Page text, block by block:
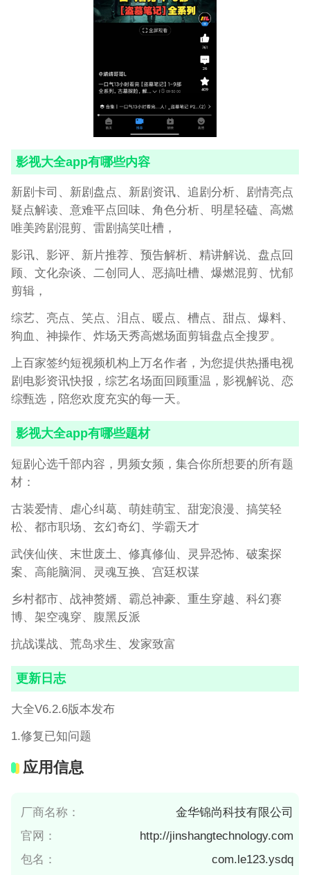
影视大全app有哪些内容
新剧卡司、新剧盘点、新剧资讯、追剧分析、剧情亮点
疑点解读、意难平点回味、角色分析、明星轻磕、高燃
唯美跨剧混剪、雷剧搞笑吐槽，
影讯、影评、新片推荐、预告解析、精讲解说、盘点回
顾、文化杂谈、二创同人、恶搞吐槽、爆燃混剪、忧郁
剪辑，
综艺、亮点、笑点、泪点、暖点、槽点、甜点、爆料、
狗血、神操作、炸场天秀高燃场面剪辑盘点全搜罗。
上百家签约短视频机构上万名作者，为您提供热播电视
剧电影资讯快报，综艺名场面回顾重温，影视解说、恋
综甄选，陪您欢度充实的每一天。
影视大全app有哪些题材
短剧心选千部内容，男频女频，集合你所想要的所有题
材：
古装爱情、虐心纠葛、萌娃萌宝、甜宠浪漫、搞笑轻
松、都市职场、玄幻奇幻、学霸天才
武侠仙侠、末世废土、修真修仙、灵异恐怖、破案探
案、高能脑洞、灵魂互换、宫廷权谋
乡村都市、战神赘婿、霸总神豪、重生穿越、科幻赛
博、架空魂穿、腹黑反派
抗战谍战、荒岛求生、发家致富
更新日志
大全V6.2.6版本发布
1.修复已知问题
应用信息
厂商名称：
金华锦尚科技有限公司
官网：
http://jinshangtechnology.com
包名：
com.le123.ysdq